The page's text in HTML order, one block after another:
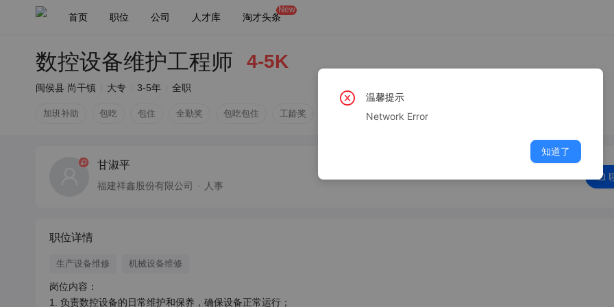
首页 职位 公司 人才库 淘才头条
New
数控设备维护工程师 4-5K
闽侯县 尚干镇 大专 3-5年 全职
加班补助 包吃 包住 全勤奖 包吃包住 工龄奖
甘淑平
福建祥鑫股份有限公司 人事
职位详情
生产设备维修 机械设备维修
岗位内容：
1. 负责数控设备的日常维护和保养，确保设备正常运行；
温馨提示
Network Error
知道了